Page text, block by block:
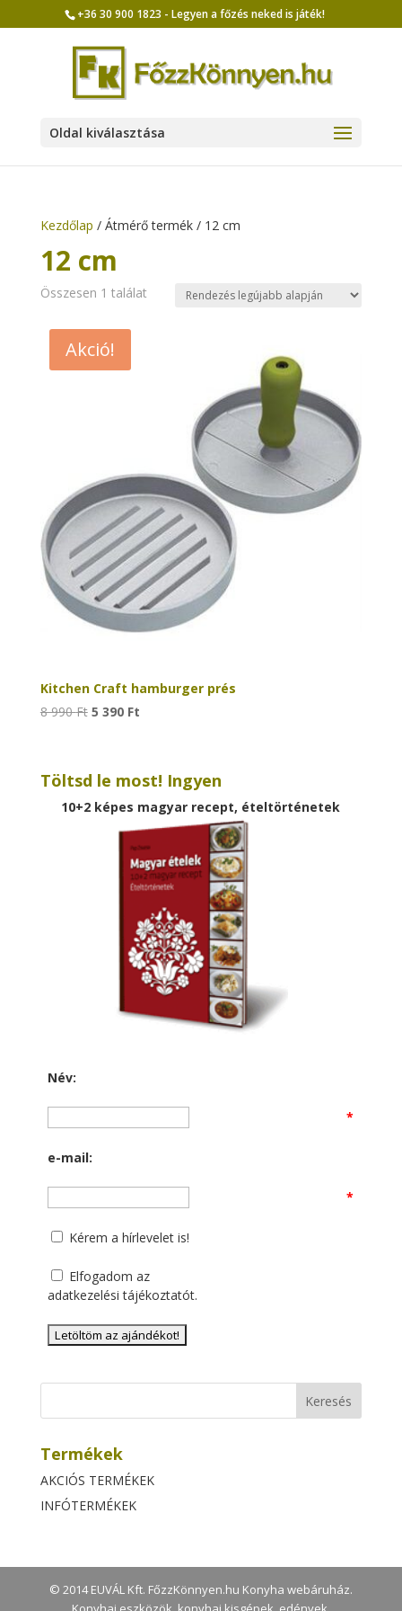
+36 30 900 1823 - Legyen a főzés neked is játék!
Oldal kiválasztása
Kezdőlap / Átmérő termék / 12 cm
12 cm
Összesen 1 találat
Akció!
Kitchen Craft hamburger prés
8 990Ft Original
8
5 390 FtCurrent
Töltsd le most! Ingyen
10+2 képes magyar recept, ételtörténetek
Név:
*
e-mail:
*
Kérem a hírlevelet is!
Elfogadom az
adatkezelési tájékoztatót.
Termékek
AKCIÓS TERMÉKEK
INFÓTERMÉKEK
© 2014 EUVÁL Kft. FőzzKönnyen.hu Konyha webáruház.